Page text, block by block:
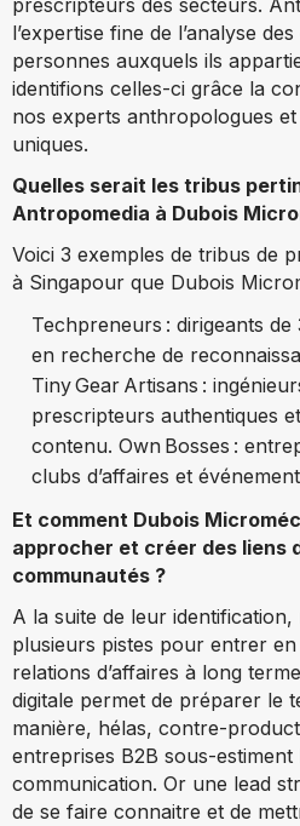
l’expertise fine de l’analyse
personnes auxquels ils
identifions celles-ci grâce la
nos experts anthropologues
uniques.
Quelles serait les tribus
Antropomedia à Dubois
Voici 3 exemples de tribus de
à Singapour que Dubois
Techpreneurs : dirigeants
en recherche de
Tiny Gear Artisans :
prescripteurs authentiques
contenu. Own Bosses :
clubs d’affaires et
Et comment Dubois
approcher et créer des liens
communautés ?
A la suite de leur
plusieurs pistes pour entrer
relations d’affaires à long
digitale permet de préparer le
manière, hélas, contre-
entreprises B2B sous-
communication. Or une lead
de se faire connaitre et de